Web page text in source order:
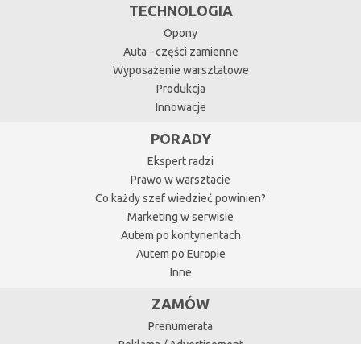
TECHNOLOGIA
Opony
Auta - części zamienne
Wyposażenie warsztatowe
Produkcja
Innowacje
PORADY
Ekspert radzi
Prawo w warsztacie
Co każdy szef wiedzieć powinien?
Marketing w serwisie
Autem po kontynentach
Autem po Europie
Inne
ZAMÓW
Prenumerata